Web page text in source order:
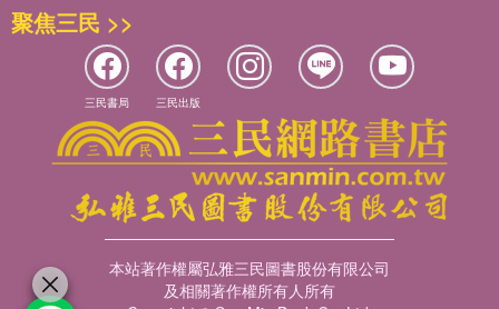
聚焦三民 >>
三民書局 三民出版
本站著作權屬弘雅三民圖書股份有限公司
及相關著作權所有人所有